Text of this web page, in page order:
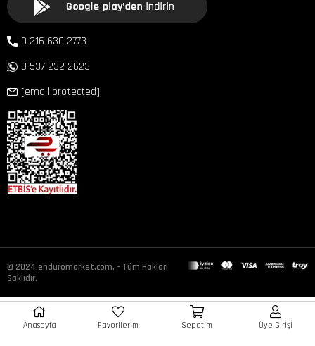
0 216 630 2773
0 537 232 2623
[email protected]
© 2024 enduromarket.com. - Tüm Hakları
Saklıdır.
Anasayfa Favorilerim Sepetim Üye Girişi